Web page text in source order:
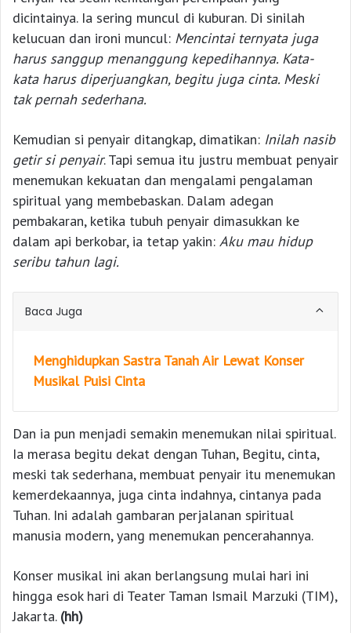
dicintainya. Ia sering muncul di kuburan. Di sinilah
kelucuan dan ironi muncul: Mencintai ternyata juga
harus sanggup menanggung kepedihannya. Kata-
kata harus diperjuangkan, begitu juga cinta. Meski
tak pernah sederhana.
Kemudian si penyair ditangkap, dimatikan: Inilah nasib
getir si penyair. Tapi semua itu justru membuat penyair
menemukan kekuatan dan mengalami pengalaman
spiritual yang membebaskan. Dalam adegan
pembakaran, ketika tubuh penyair dimasukkan ke
dalam api berkobar, ia tetap yakin: Aku mau hidup
seribu tahun lagi.
Baca Juga
Menghidupkan Sastra Tanah Air Lewat Konser
Musikal Puisi Cinta
Dan ia pun menjadi semakin menemukan nilai spiritual.
Ia merasa begitu dekat dengan Tuhan, Begitu, cinta,
meski tak sederhana, membuat penyair itu menemukan
kemerdekaannya, juga cinta indahnya, cintanya pada
Tuhan. Ini adalah gambaran perjalanan spiritual
manusia modern, yang menemukan pencerahannya.
Konser musikal ini akan berlangsung mulai hari ini
hingga esok hari di Teater Taman Ismail Marzuki (TIM),
Jakarta. (hh)